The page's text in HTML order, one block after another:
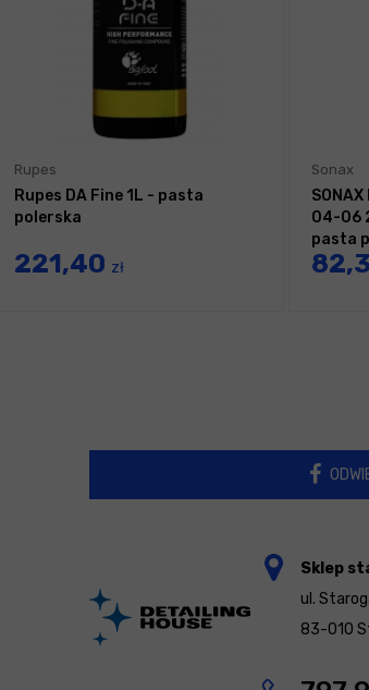
Rupes
Rupes DA Fine 1L - pasta
polerska
221,40 zł
Sonax
04-06
pasta
Sklep
ul.
83-010